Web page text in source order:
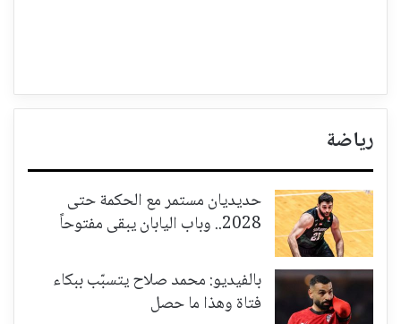
رياضة
حديديان مستمر مع الحكمة حتى
2028.. وباب اليابان يبقى مفتوحاً
بالفيديو: محمد صلاح يتسبّب ببكاء
فتاة وهذا ما حصل